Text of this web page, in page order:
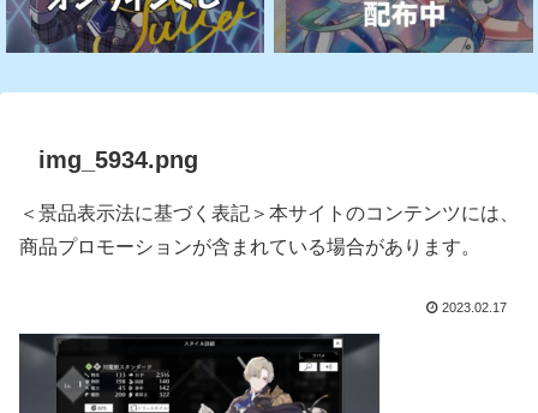
img_5934.png
＜景品表示法に基づく表記＞本サイトのコンテンツには、
商品プロモーションが含まれている場合があります。
2023.02.17